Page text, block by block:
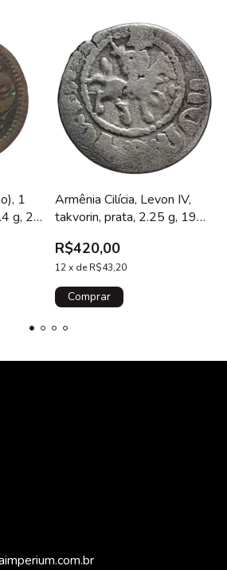
1
g, 22
Armênia Cilícia, Levon IV,
takvorin, prata, 2.25 g, 19
1342 d.C.
R$420,00
12x de R$43,20